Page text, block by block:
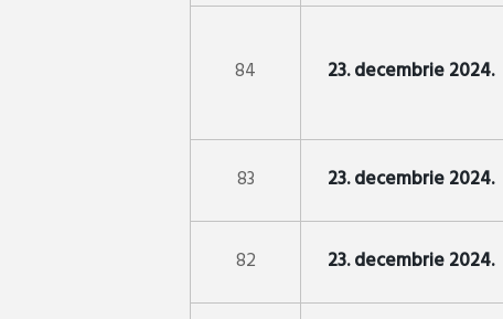
84 23. decembrie 2024.
83 23. decembrie 2024.
82 23. decembrie 2024.